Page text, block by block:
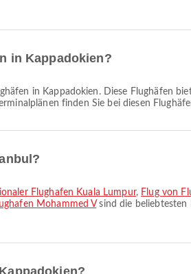
in Kappadokien?
in Kappadokien. Diese Flughäfen
finden Sie bei diesen
Flughafen Kuala Lumpur, Flug von
Mohammed Vsind die beliebtesten